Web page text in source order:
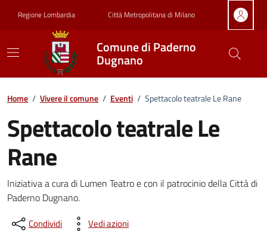
Regione Lombardia Città Metropolitana di Milano
Comune di Paderno
Dugnano
Home / Vivere il comune / Eventi / Spettacolo teatrale Le Rane
Spettacolo teatrale Le
Rane
Dettagli della notizia
Iniziativa a cura di Lumen Teatro e con il patrocinio della Città di
Paderno Dugnano.
Condividi Vedi azioni